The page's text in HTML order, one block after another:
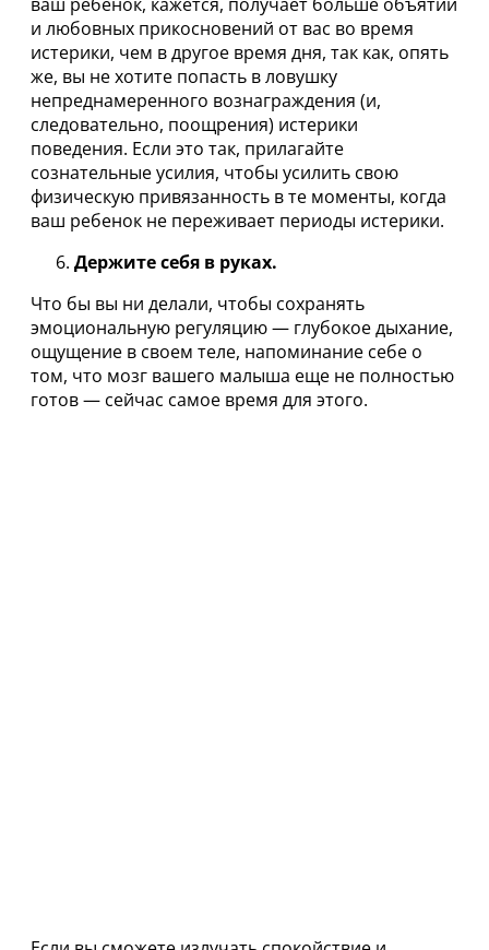
и любовных прикосновений от вас во время
истерики, чем в другое время дня, так как, опять
же, вы не хотите попасть в ловушку
непреднамеренного вознаграждения (и,
следовательно, поощрения) истерики
поведения. Если это так, прилагайте
сознательные усилия, чтобы усилить свою
физическую привязанность в те моменты, когда
ваш ребенок не переживает периоды истерики.
Держите себя в руках.
Что бы вы ни делали, чтобы сохранять
эмоциональную регуляцию — глубокое дыхание,
ощущение в своем теле, напоминание себе о
том, что мозг вашего малыша еще не полностью
готов — сейчас самое время для этого.